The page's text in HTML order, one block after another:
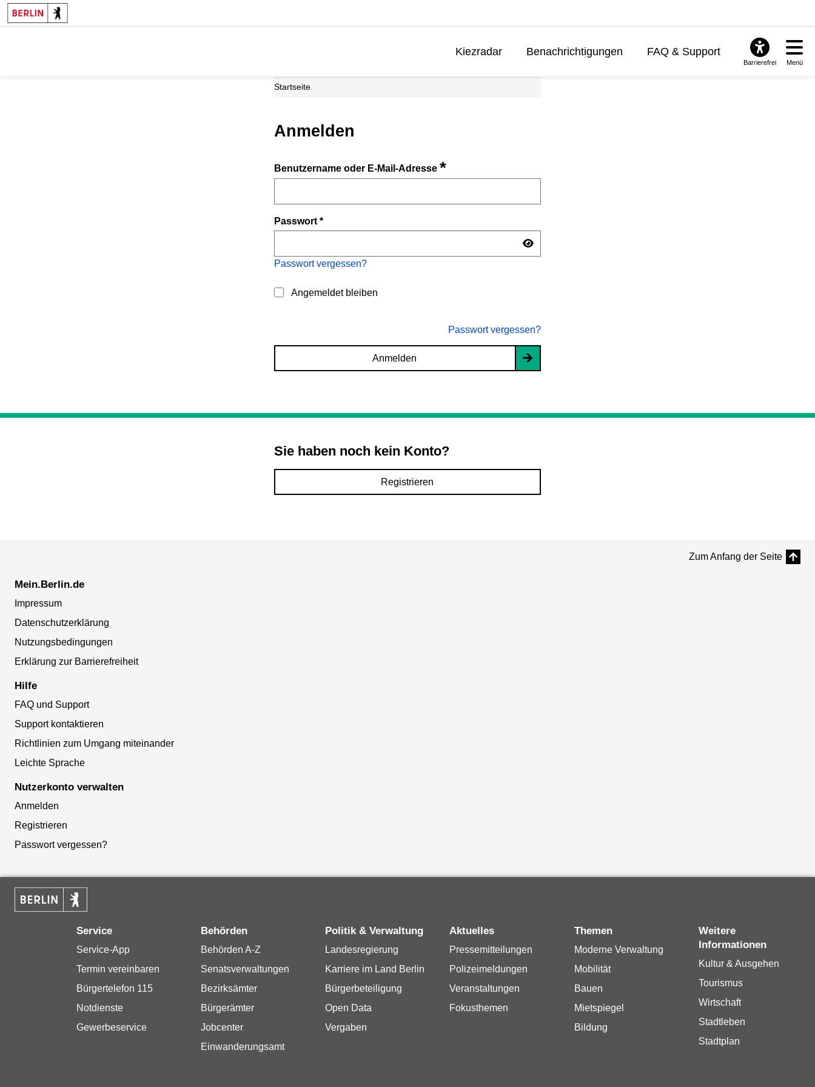
Kiezradar Benachrichtigungen FAQ & Support
Barrierefrei Menü
Startseite
Anmelden
Benutzername oder E-Mail-Adresse*
Passwort*
Passwort vergessen?
Angemeldet bleiben
Passwort vergessen?
Anmelden
Sie haben noch kein Konto?
Registrieren
Zum Anfang der Seite
Mein.Berlin.de
Impressum
Datenschutzerklärung
Nutzungsbedingungen
Erklärung zur Barrierefreiheit
Hilfe
FAQ und Support
Support kontaktieren
Richtlinien zum Umgang miteinander
Leichte Sprache
Nutzerkonto verwalten
Anmelden
Registrieren
Passwort vergessen?
Service
Service-App
Termin vereinbaren
Bürgertelefon 115
Notdienste
Gewerbeservice
Behörden
Behörden A-Z
Senatsverwaltungen
Bezirksämter
Bürgerämter
Jobcenter
Einwanderungsamt
Politik & Verwaltung
Landesregierung
Karriere im Land Berlin
Bürgerbeteiligung
Open Data
Vergaben
Aktuelles
Pressemitteilungen
Polizeimeldungen
Veranstaltungen
Fokusthemen
Themen
Moderne Verwaltung
Mobilität
Bauen
Mietspiegel
Bildung
Weitere
Informationen
Kultur & Ausgehen
Tourismus
Wirtschaft
Stadtleben
Stadtplan